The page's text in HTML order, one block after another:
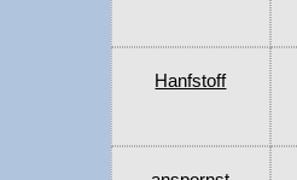
Hanfstoff